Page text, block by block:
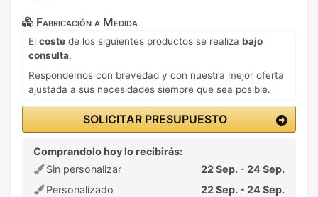
Fabricación a Medida
El coste de los siguientes productos se realiza bajo
consulta.
Respondemos con brevedad y con nuestra mejor oferta
ajustada a sus necesidades siempre que sea posible.
SOLICITAR PRESUPUESTO
Comprandolo hoy lo recibirás:
Sin personalizar
22 Sep. - 24 Sep.
Personalizado
22 Sep. - 24 Sep.